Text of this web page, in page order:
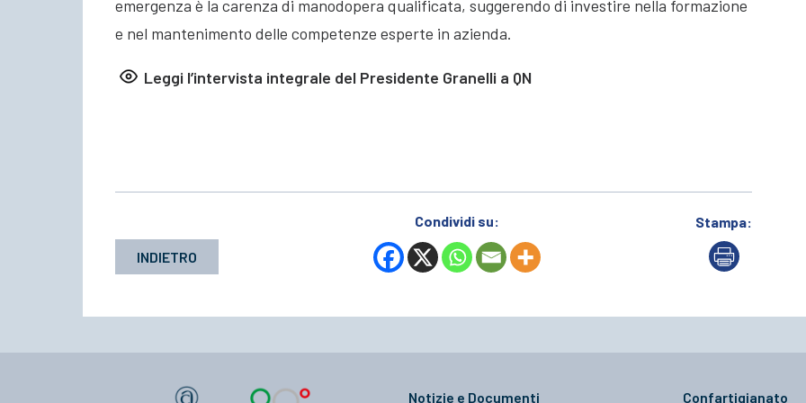
emergenza è la carenza di manodopera qualificata, suggerendo di investire nella formazione
e nel mantenimento delle competenze esperte in azienda.
Leggi l’intervista integrale del Presidente Granelli a QN
INDIETRO
Condividi su: Stampa:
Notizie e Documenti Confartigianato